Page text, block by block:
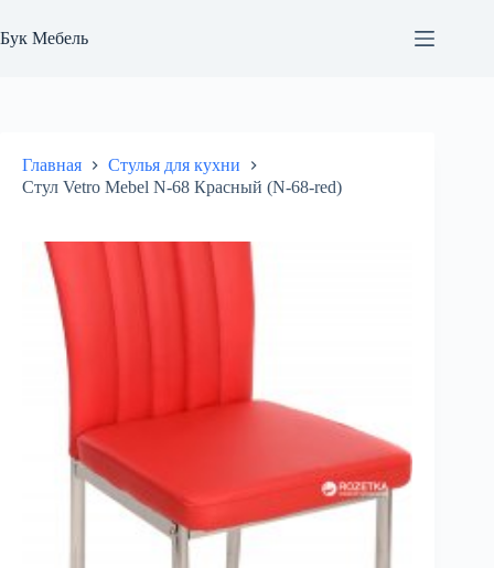
к
сути
Бук Мебель
Главная
Стулья для кухни
Стул Vetro Mebel N-68 Красный (N-68-red)